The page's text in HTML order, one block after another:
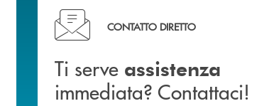
filiali . Ti serve assistenza immediata? Contattaci!
CONTATTO DIRETTO
Ti serve assistenza
immediata? Contattaci!